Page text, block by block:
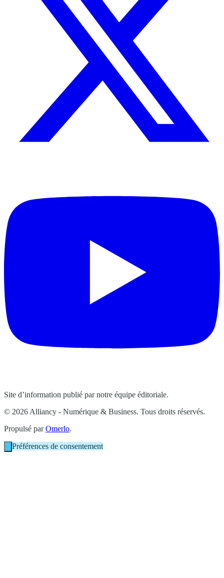
Site d’information publié par notre équipe éditoriale.
© 2026 Alliancy - Numérique & Business. Tous droits réservés.
Propulsé parOmerlo.
Préférences de consentement